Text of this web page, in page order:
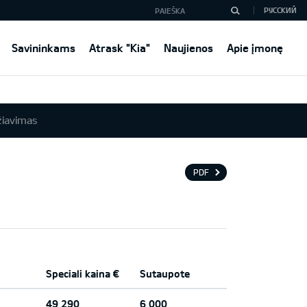
Savininkams Atrask "Kia" Naujienos Apie įmonę
РУССКИЙ
PDF
Speciali kaina € Sutaupote
49 290 6 000